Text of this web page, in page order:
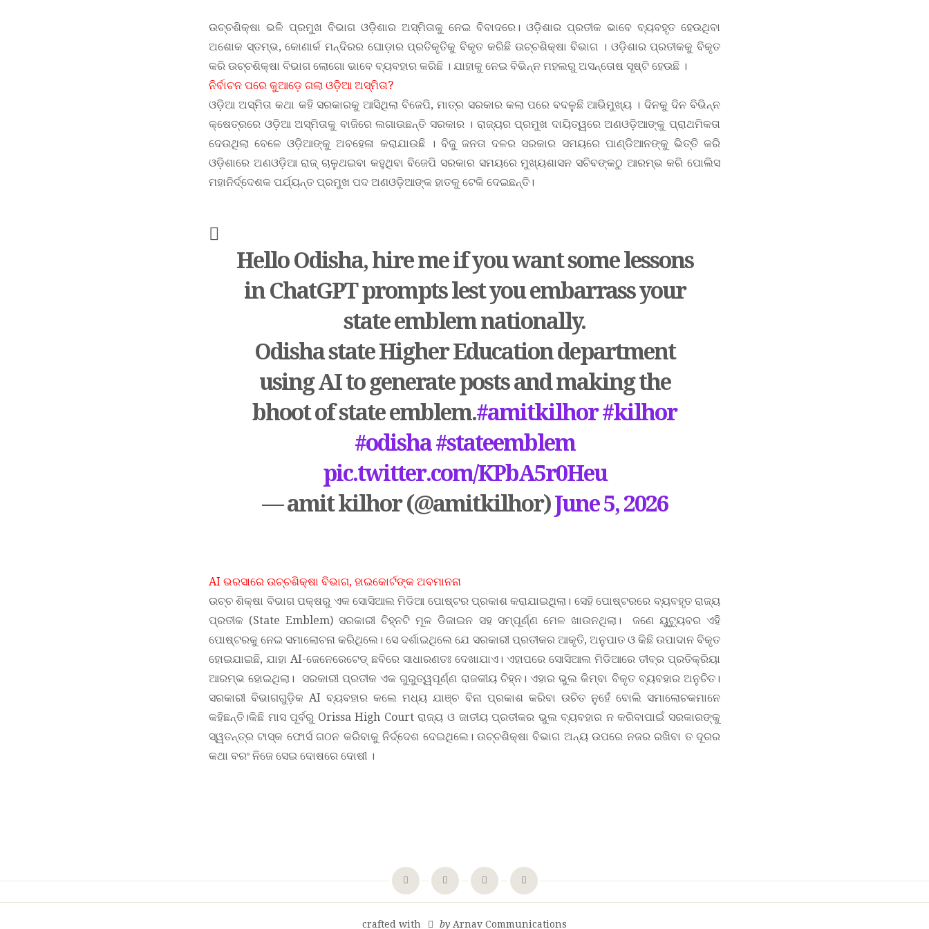
ଉଚ୍ଚଶିକ୍ଷା ଭଳି ପ୍ରମୁଖ ବିଭାଗ ଓଡ଼ିଶାର ଅସ୍ମିତାକୁ ନେଇ ବିବାଦରେ। ଓଡ଼ିଶାର ପ୍ରତୀକ ଭାବେ ବ୍ୟବହୃତ ହେଉଥିବା
ଅଶୋକ ସ୍ତମ୍ଭ, କୋଣାର୍କ ମନ୍ଦିରର ଘୋଡ଼ାର ପ୍ରତିକୃତିକୁ ବିକୃତ କରିଛି ଉଚ୍ଚଶିକ୍ଷା ବିଭାଗ । ଓଡ଼ିଶାର ପ୍ରତୀକକୁ ବିକୃତ
କରି ଉଚ୍ଚଶିକ୍ଷା ବିଭାଗ ଲୋଗୋ ଭାବେ ବ୍ୟବହାର କରିଛି । ଯାହାକୁ ନେଇ ବିଭିନ୍ନ ମହଲରୁ ଅସନ୍ତୋଷ ସୃଷ୍ଟି ହେଉଛି ।
ନିର୍ବାଚନ ପରେ କୁଆଡ଼େ ଗଲା ଓଡ଼ିଆ ଅସ୍ମିତା?
ଓଡ଼ିଆ ଅସ୍ମିତା କଥା କହି ସରକାରକୁ ଆସିଥିଲା ବିଜେପି, ମାତ୍ର ସରକାର କଲା ପରେ ବଦଳୁଛି ଆଭିମୁଖ୍ୟ । ଦିନକୁ ଦିନ ବିଭିନ୍ନ
କ୍ଷେତ୍ରରେ ଓଡ଼ିଆ ଅସ୍ମିତାକୁ ବାଜିରେ ଲଗାଉଛନ୍ତି ସରକାର । ରାଜ୍ୟର ପ୍ରମୁଖ ଦାୟିତ୍ୱରେ ଅଣଓଡ଼ିଆଙ୍କୁ ପ୍ରାଥମିକତା
ଦେଉଥିଲା ବେଳେ ଓଡ଼ିଆଙ୍କୁ ଅବହେଳା କରାଯାଉଛି । ବିଜୁ ଜନତା ଦଳର ସରକାର ସମୟରେ ପାଣ୍ଡିଆନଙ୍କୁ ଭିତ୍ତି କରି
ଓଡ଼ିଶାରେ ଅଣଓଡ଼ିଆ ରାଜ୍ ଚାଳୁଥଇବା କହୁଥିବା ବିଜେପି ସରକାର ସମୟରେ ମୁଖ୍ୟଶାସନ ସଚିବଙ୍କଠୁ ଆରମ୍ଭ କରି ପୋଲିସ
ମହାନିର୍ଦ୍ଦେଶକ ପର୍ଯ୍ୟନ୍ତ ପ୍ରମୁଖ ପଦ ଅଣଓଡ଼ିଆଙ୍କ ହାତକୁ ଟେକି ଦେଇଛନ୍ତି।
Hello Odisha, hire me if you want some lessons
in ChatGPT prompts lest you embarrass your
state emblem nationally.
Odisha state Higher Education department
using AI to generate posts and making the
bhoot of state emblem.#amitkilhor#kilhor
#odisha#stateemblem
pic.twitter.com/KPbA5r0Heu
— amit kilhor (@amitkilhor)June 5, 2026
AI ଭରସାରେ ଉଚ୍ଚଶିକ୍ଷା ବିଭାଗ, ହାଇକୋର୍ଟଙ୍କ ଅବମାନନା
ଉଚ୍ଚ ଶିକ୍ଷା ବିଭାଗ ପକ୍ଷରୁ ଏକ ସୋସିଆଲ ମିଡିଆ ପୋଷ୍ଟର ପ୍ରକାଶ କରାଯାଇଥିଲା। ସେହି ପୋଷ୍ଟରରେ ବ୍ୟବହୃତ ରାଜ୍ୟ
ପ୍ରତୀକ (State Emblem) ସରକାରୀ ଚିହ୍ନଟି ମୂଳ ଡିଜାଇନ ସହ ସମ୍ପୂର୍ଣ୍ଣ ମେଳ ଖାଉନଥିଲା।
ଜଣେ ୟୁଟ୍ୟୁବର ଏହି
ପୋଷ୍ଟରକୁ ନେଇ ସମାଲୋଚନା କରିଥିଲେ। ସେ ଦର୍ଶାଇଥିଲେ ଯେ ସରକାରୀ ପ୍ରତୀକର ଆକୃତି, ଅନୁପାତ ଓ କିଛି ଉପାଦାନ ବିକୃତ
ହୋଇଯାଇଛି, ଯାହା AI-ଜେନେରେଟେଡ୍ ଛବିରେ ସାଧାରଣତଃ ଦେଖାଯାଏ। ଏହାପରେ ସୋସିଆଲ ମିଡିଆରେ ତୀବ୍ର ପ୍ରତିକ୍ରିୟା
ଆରମ୍ଭ ହୋଇଥିଲା।
ସରକାରୀ ପ୍ରତୀକ ଏକ ଗୁରୁତ୍ୱପୂର୍ଣ୍ଣ ରାଜକୀୟ ଚିହ୍ନ। ଏହାର ଭୁଲ କିମ୍ବା ବିକୃତ ବ୍ୟବହାର ଅନୁଚିତ।
ସରକାରୀ ବିଭାଗଗୁଡ଼ିକ AI ବ୍ୟବହାର କଲେ ମଧ୍ୟ ଯାଞ୍ଚ ବିନା ପ୍ରକାଶ କରିବା ଉଚିତ ନୁହେଁ ବୋଲି ସମାଲୋଚକମାନେ
କହିଛନ୍ତି।କିଛି ମାସ ପୂର୍ବରୁ Orissa High Court ରାଜ୍ୟ ଓ ଜାତୀୟ ପ୍ରତୀକର ଭୁଲ ବ୍ୟବହାର ନ କରିବାପାଇଁ ସରକାରଙ୍କୁ
ସ୍ୱତନ୍ତ୍ର ଟାସ୍କ ଫୋର୍ସ ଗଠନ କରିବାକୁ ନିର୍ଦ୍ଦେଶ ଦେଇଥିଲେ। ଉଚ୍ଚଶିକ୍ଷା ବିଭାଗ ଅନ୍ୟ ଉପରେ ନଜର ରଖିବା ତ ଦୂରର
କଥା ବରଂ ନିଜେ ସେଇ ଦୋଷରେ ଦୋଷୀ ।
crafted with by Arnav Communications